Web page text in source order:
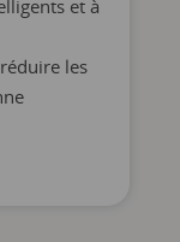
et à
les